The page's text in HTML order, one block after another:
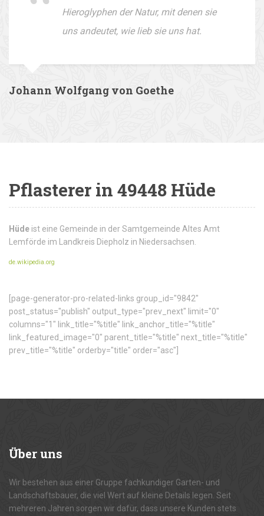
Hieroglyphen der Natur, mit denen sie
uns andeutet, wie lieb sie uns hat.
Johann Wolfgang von Goethe
Pflasterer in 49448 Hüde
Hüde ist eine Gemeinde in der Samtgemeinde Altes Amt
Lemförde im Landkreis Diepholz in Niedersachsen.
de.wikipedia.org
[page-generator-pro-related-links group_id="9842"
post_status="publish" output_type="prev_next" limit="0"
columns="1" link_title="%title" link_anchor_title="%title"
link_featured_image="0" parent_title="%title" next_title="%title"
prev_title="%title" orderby="title" order="asc"]
Überuns
Wir bestehen aus einer Gruppe fachkundiger Garten- und
Landschaftsbauer, die viel Wert auf kleine Details legen. Seit
mehreren Jahren sorgen wir dafür, dass unsere Kunden stets